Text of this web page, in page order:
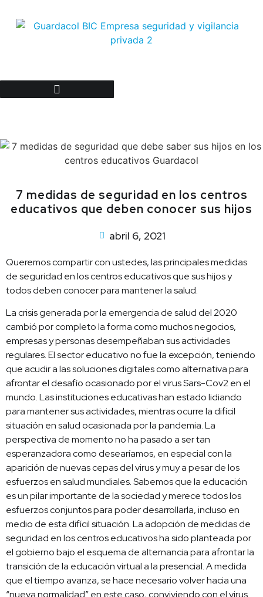
7 medidas de seguridad en los centros
educativos que deben conocer sus hijos
abril 6, 2021
Queremos compartir con ustedes, las principales medidas
de seguridad en los centros educativos que sus hijos y
todos deben conocer para mantener la salud.
La crisis generada por la emergencia de salud del 2020
cambió por completo la forma como muchos negocios,
empresas y personas desempeñaban sus actividades
regulares. El sector educativo no fue la excepción, teniendo
que acudir a las soluciones digitales como alternativa para
afrontar el desafío ocasionado por el virus Sars-Cov2 en el
mundo. Las instituciones educativas han estado lidiando
para mantener sus actividades, mientras ocurre la difícil
situación en salud ocasionada por la pandemia. La
perspectiva de momento no ha pasado a ser tan
esperanzadora como desearíamos, en especial con la
aparición de nuevas cepas del virus y muy a pesar de los
esfuerzos en salud mundiales. Sabemos que la educación
es un pilar importante de la sociedad y merece todos los
esfuerzos conjuntos para poder desarrollarla, incluso en
medio de esta difícil situación. La adopción de medidas de
seguridad en los centros educativos ha sido planteada por
el gobierno bajo el esquema de alternancia para afrontar la
transición de la educación virtual a la presencial. A medida
que el tiempo avanza, se hace necesario volver hacia una